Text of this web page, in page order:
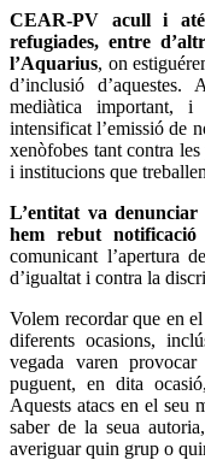
CEAR-PV acull i
refugiades, entre
l’Aquarius, on
d’inclusió
mediàtica important, i
intensificat l’emissió de
xenòfobes tant contra
i institucions que
L’entitat va
hem rebut
comunicant l’apertura
d’igualtat i contra la
Volem recordar que en
diferents ocasions,
vegada varen
puguent, en dita
Aquests atacs en el seu
saber de la seua
averiguar quin grup o